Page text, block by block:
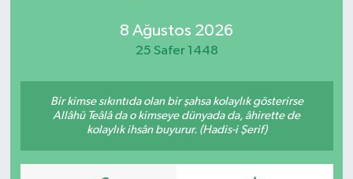
8 Ağustos 2026
25 Safer 1448
Bir kimse sıkıntıda olan bir şahsa kolaylık gösterirse
Allâhü Teâlâ da o kimseye dünyada da, âhirette de
kolaylık ihsân buyurur. (Hadis-i Şerif)
KÖŞE YAZILARI
YAŞAM
Tüm Manşetler
Haber Arşivi